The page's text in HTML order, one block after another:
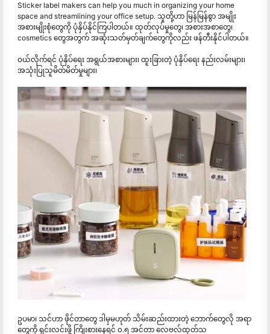
Sticker label makers can help you much in organizing your home
space and streamlining your office setup. သူတို့ဟာ မြန်မြန်စွာ အမျိုး
အစားမျိုးစုံတွေကို ပုံနှိပ်နိုင်ကြပါတယ်။ ထုတ်လုပ်မှုတွေ၊ အစားအစာတွေ၊
cosmetics တွေအတွက် အဆုံးသတ်မှတ်ချက်တွေကိုလည်း ဖန်တီးနိုင်ပါတယ်။
ဝယ်လိုက်ရင် ပုံနှိပ်ရေး အရွယ်အစားများ၊ ထူးခြားတဲ့ ပုံနှိပ်ရေး နည်းလမ်းများ၊
အသုံးပြုသူမိတ်မိတ်မှုများ၊
ဥပမာ၊ သင်ဟာ ဖိုင်တာတွေ ဒါမှမဟုတ် သိမ်းဆည်းထားတဲ့ ဘောက်တွေလို အရာ
တွေကို ရှင်းလင်းဖို့ ကြိုးစားနေရင် ၀.၅ အင်တာ လေဗလ်ထုတ်သ